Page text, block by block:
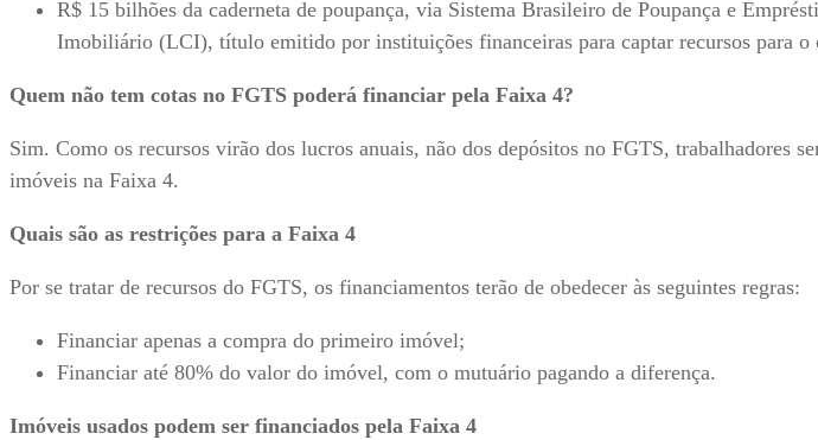
R$ 15 bilhões da caderneta de poupança, via Sistema Brasileiro de Poupança e
Imobiliário (LCI), título emitido por instituições financeiras para captar recursos para o
Quem não tem cotas no FGTS poderá financiar pela Faixa 4?
Sim. Como os recursos virão dos lucros anuais, não dos depósitos no FGTS, trabalhadores
imóveis na Faixa 4.
Quais são as restrições para a Faixa 4
Por se tratar de recursos do FGTS, os financiamentos terão de obedecer às seguintes regras:
Financiar apenas a compra do primeiro imóvel;
Financiar até 80% do valor do imóvel, com o mutuário pagando a diferença.
Imóveis usados podem ser financiados pela Faixa 4